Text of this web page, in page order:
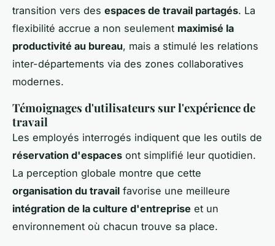
transition vers des espaces de travail partagés. La
flexibilité accrue a non seulement maximisé la
productivité au bureau, mais a stimulé les relations
inter-départements via des zones collaboratives
modernes.
Témoignages d'utilisateurs sur l'expérience de
travail
Les employés interrogés indiquent que les outils de
réservation d'espaces ont simplifié leur quotidien.
La perception globale montre que cette
organisation du travail favorise une meilleure
intégration de la culture d'entreprise et un
environnement où chacun trouve sa place.